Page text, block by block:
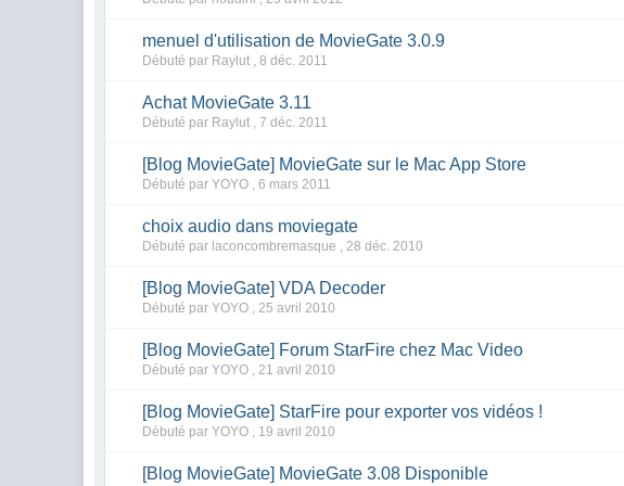
menuel d'utilisation de MovieGate 3.0.9
Débuté par Raylut ,8 déc. 2011
Achat MovieGate 3.11
Débuté par Raylut ,7 déc. 2011
[Blog MovieGate] MovieGate sur le Mac App Store
Débuté par YOYO ,6 mars 2011
choix audio dans moviegate
Débuté par laconcombremasque ,28 déc. 2010
[Blog MovieGate] VDA Decoder
Débuté par YOYO ,25 avril 2010
[Blog MovieGate] Forum StarFire chez Mac Video
Débuté par YOYO ,21 avril 2010
[Blog MovieGate] StarFire pour exporter vos vidéos !
Débuté par YOYO , 19 avril 2010
[Blog MovieGate] MovieGate 3.08 Disponible